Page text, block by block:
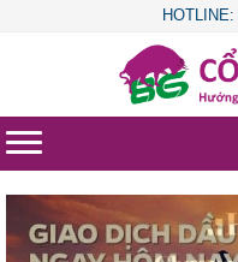
HOTLINE: